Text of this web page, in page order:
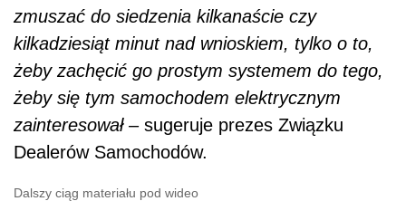
zmuszać do siedzenia kilkanaście czy
kilkadziesiąt minut nad wnioskiem, tylko o to,
żeby zachęcić go prostym systemem do tego,
żeby się tym samochodem elektrycznym
zainteresował –sugeruje prezes Związku
Dealerów Samochodów.
Dalszy ciąg materiału pod wideo